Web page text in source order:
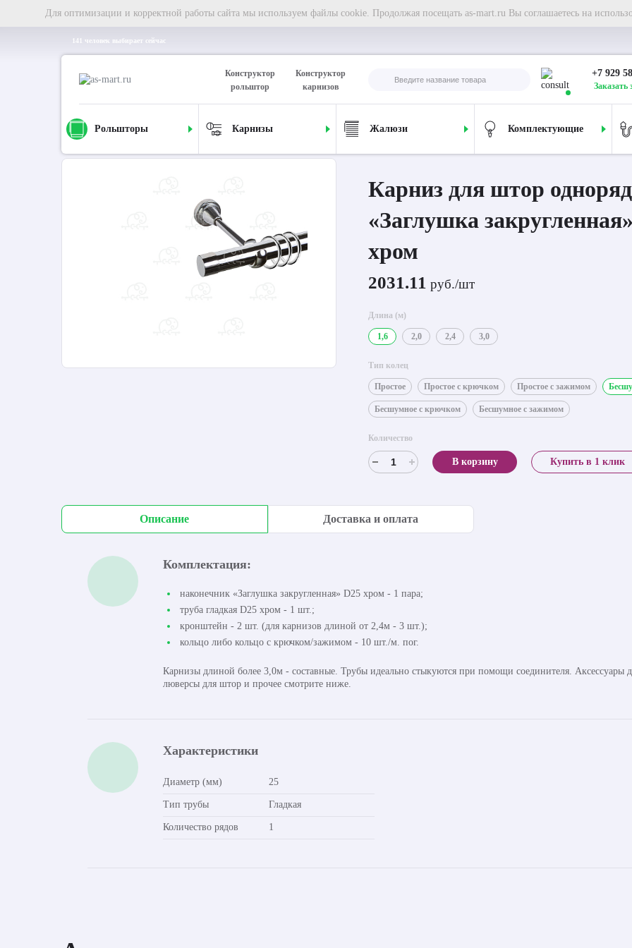
Для оптимизации и корректной работы сайта мы используем файлы cookie. Продолжая посещать as-mart.ru Вы соглашаетесь на
141 человек выбирает сейчас
Конструктор
рольштор
Конструктор
карнизов
+7 929
Заказать
Рольшторы Карнизы Жалюзи Комплектующие
Главная Карниз для штор однорядный «Заглушка закругленная» Ø25Г хром
Карниз для штор
«Заглушка
хром
2031.11 руб./шт
Длина (м)
1,6 2,0 2,4 3,0
Тип колец
Простое Простое с крючком Простое с зажимом
Бесшумное с крючком Бесшумное с зажимом
Количество
В корзину Купить в 1 клик
Описание Доставка и оплата
Комплектация:
наконечник «Заглушка закругленная» D25 хром - 1 пара;
труба гладкая D25 хром - 1 шт.;
кронштейн - 2 шт. (для карнизов длиной от 2,4м - 3 шт.);
кольцо либо кольцо с крючком/зажимом - 10 шт./м. пог.
Карнизы длиной более 3,0м - составные. Трубы идеально стыкуются при помощи соединителя. Аксессуары
люверсы для штор и прочее смотрите ниже.
Характеристики
Диаметр (мм) 25
Тип трубы Гладкая
Количество рядов 1